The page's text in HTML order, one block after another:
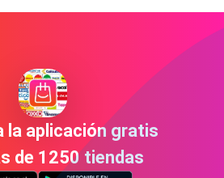
la aplicación gratis
de 1250 tiendas